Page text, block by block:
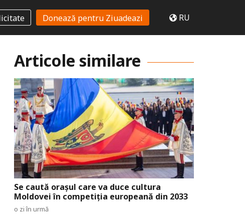
Donează pentru Ziuadeazi RU
Articole similare
Se caută orașul care va duce cultura
Moldovei în competiția europeană din 2033
o zi în urmă